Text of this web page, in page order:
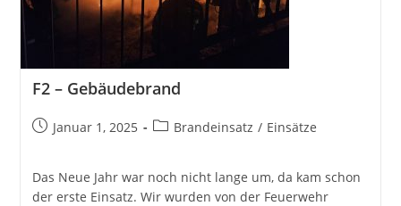
F2 – Gebäudebrand
BeitragJanuar 1, 2025
Beitrags-
Brandeinsatz / Einsätze
Das Neue Jahr war noch nicht lange um, da kam schon
der erste Einsatz. Wir wurden von der Feuerwehr